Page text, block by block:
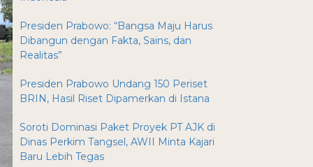
Presiden Prabowo: “Bangsa Maju Harus
Dibangun dengan Fakta, Sains, dan
Realitas”
Presiden Prabowo Undang 150 Periset
BRIN, Hasil Riset Dipamerkan di Istana
Soroti Dominasi Paket Proyek PT AJK di
Dinas Perkim Tangsel, AWII Minta Kajari
Baru Lebih Tegas